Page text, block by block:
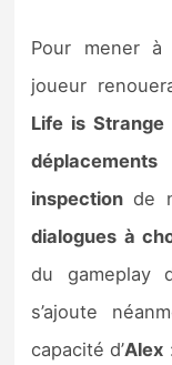
Pour mener
joueur
Life is Strange
déplacements
inspection de
dialogues à
du gameplay
s’ajoute
capacité d’Alex